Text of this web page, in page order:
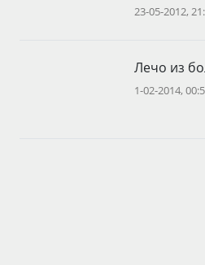
23-05-2012,
Лечо из
1-02-2014,